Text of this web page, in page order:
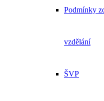
Podmínky
vzdělání
ŠVP